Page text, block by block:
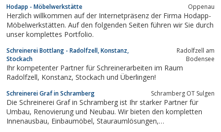
Hodapp - Möbelwerkstätte Oppenau
Herzlich willkommen auf der Internetpräsenz der Firma Hodapp-
Möbelwerkstätten. Auf den folgenden Seiten führen wir Sie durch
unser komplettes Portfolio.
Schreinerei Bottlang - Radolfzell, Konstanz,
Stockach
Radolfzell am
Bodensee
Ihr kompetenter Partner für Schreinerarbeiten im Raum
Radolfzell, Konstanz, Stockach und Überlingen!
Schreinerei Graf in Schramberg Schramberg OT Sulgen
Die Schreinerei Graf in Schramberg ist Ihr starker Partner für
Umbau, Renovierung und Neubau. Wir bieten den kompletten
Innenausbau, Einbaumöbel, Stauraumlösungen,